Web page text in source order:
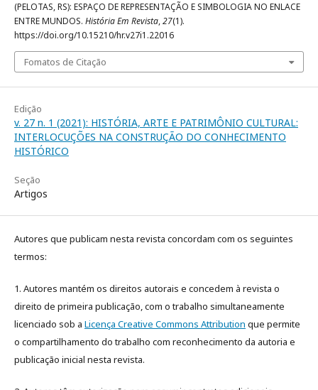
(PELOTAS, RS): ESPAÇO DE REPRESENTAÇÃO E SIMBOLOGIA NO ENLACE
ENTRE MUNDOS. História Em Revista,27(1).
https://doi.org/10.15210/hr.v27i1.22016
Fomatos de Citação
Edição
v. 27 n. 1 (2021): HISTÓRIA, ARTE E PATRIMÔNIO CULTURAL:
INTERLOCUÇÕES NA CONSTRUÇÃO DO CONHECIMENTO
HISTÓRICO
Seção
Artigos
Autores que publicam nesta revista concordam com os seguintes
termos:
1. Autores mantém os direitos autorais e concedem à revista o
direito de primeira publicação, com o trabalho simultaneamente
licenciado sob a Licença Creative Commons Attribution que permite
o compartilhamento do trabalho com reconhecimento da autoria e
publicação inicial nesta revista.